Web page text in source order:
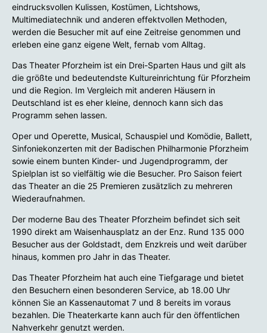
eindrucksvollen Kulissen, Kostümen, Lichtshows,
Multimediatechnik und anderen effektvollen Methoden,
werden die Besucher mit auf eine Zeitreise genommen und
erleben eine ganz eigene Welt, fernab vom Alltag.
Das Theater Pforzheim ist ein Drei-Sparten Haus und gilt als
die größte und bedeutendste Kultureinrichtung für Pforzheim
und die Region. Im Vergleich mit anderen Häusern in
Deutschland ist es eher kleine, dennoch kann sich das
Programm sehen lassen.
Oper und Operette, Musical, Schauspiel und Komödie, Ballett,
Sinfoniekonzerten mit der Badischen Philharmonie Pforzheim
sowie einem bunten Kinder- und Jugendprogramm, der
Spielplan ist so vielfältig wie die Besucher. Pro Saison feiert
das Theater an die 25 Premieren zusätzlich zu mehreren
Wiederaufnahmen.
Der moderne Bau des Theater Pforzheim befindet sich seit
1990 direkt am Waisenhausplatz an der Enz. Rund 135 000
Besucher aus der Goldstadt, dem Enzkreis und weit darüber
hinaus, kommen pro Jahr in das Theater.
Das Theater Pforzheim hat auch eine Tiefgarage und bietet
den Besuchern einen besonderen Service, ab 18.00 Uhr
können Sie an Kassenautomat 7 und 8 bereits im voraus
bezahlen. Die Theaterkarte kann auch für den öffentlichen
Nahverkehr genutzt werden.